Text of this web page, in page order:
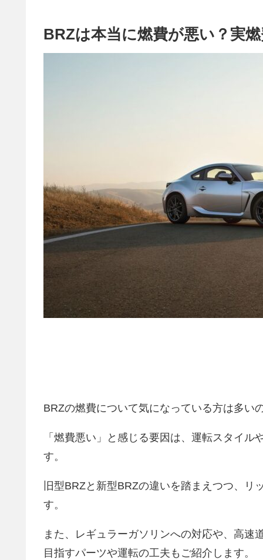
BRZは本当に燃費が悪い？実
BRZの燃費について気になっている方は多い
「燃費悪い」と感じる要因は、運転スタイ
す。
旧型BRZと新型BRZの違いを踏まえつつ、
す。
また、レギュラーガソリンへの対応や、高
目指すパーツや運転の工夫もご紹介します。